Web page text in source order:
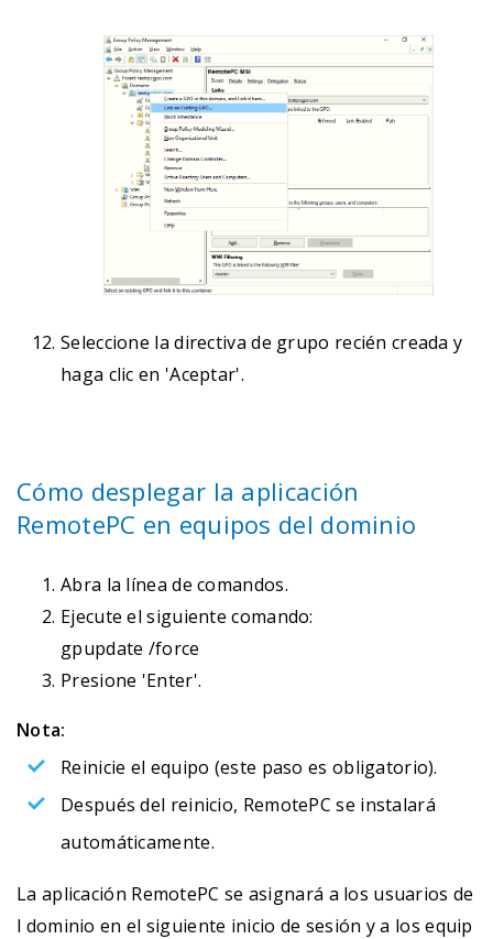
Seleccione la directiva de grupo recién creada y
haga clic en 'Aceptar'.
Cómo desplegar la aplicación
RemotePC en equipos del dominio
Abra la línea de comandos.
Ejecute el siguiente comando:
gpupdate /force
Presione 'Enter'.
Nota:
Reinicie el equipo (este paso es obligatorio).
Después del reinicio, RemotePC se instalará
automáticamente.
La aplicación RemotePC se asignará a los usuarios de
l dominio en el siguiente inicio de sesión y a los equip